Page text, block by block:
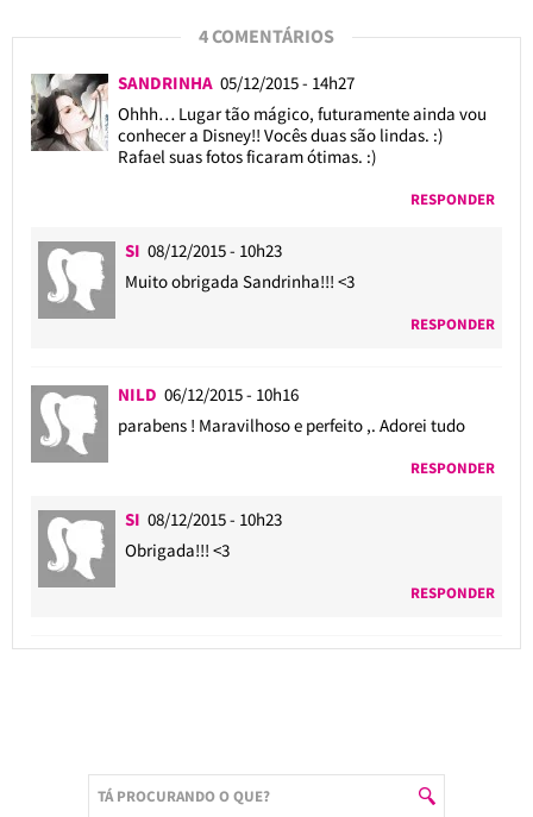
4 COMENTÁRIOS
SANDRINHA 05/12/2015 - 14h27
Ohhh… Lugar tão mágico, futuramente ainda vou
conhecer a Disney!! Vocês duas são lindas. :)
Rafael suas fotos ficaram ótimas. :)
RESPONDER
SI 08/12/2015 - 10h23
Muito obrigada Sandrinha!!! <3
RESPONDER
NILD 06/12/2015 - 10h16
parabens ! Maravilhoso e perfeito ,. Adorei tudo
RESPONDER
SI 08/12/2015 - 10h23
Obrigada!!! <3
RESPONDER